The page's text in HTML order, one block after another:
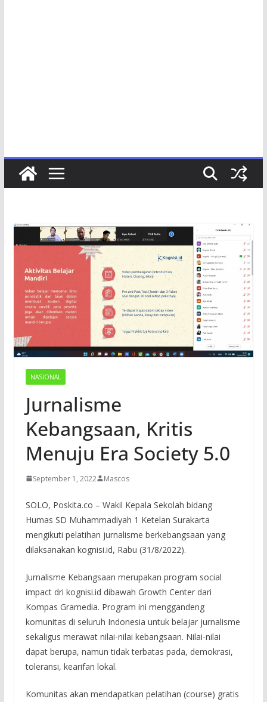
NASIONAL
Jurnalisme
Kebangsaan, Kritis
Menuju Era Society 5.0
September 1, 2022 Mascos
SOLO, Poskita.co – Wakil Kepala Sekolah bidang
Humas SD Muhammadiyah 1 Ketelan Surakarta
mengikuti pelatihan jurnalisme berkebangsaan yang
dilaksanakan kognisi.id, Rabu (31/8/2022).
Jurnalisme Kebangsaan merupakan program social
impact dri kognisi.id dibawah Growth Center dari
Kompas Gramedia. Program ini menggandeng
komunitas di seluruh Indonesia untuk belajar jurnalisme
sekaligus merawat nilai-nilai kebangsaan. Nilai-nilai
dapat berupa, namun tidak terbatas pada, demokrasi,
toleransi, kearifan lokal.
Komunitas akan mendapatkan pelatihan (course) gratis